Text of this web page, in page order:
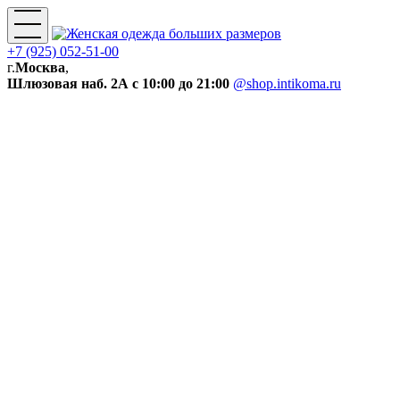
+7 (925) 052-51-00
г.Москва,
Шлюзовая наб. 2А с 10:00 до 21:00 @shop.intikoma.ru